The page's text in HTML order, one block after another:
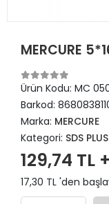
MERCURE
Ürün Kodu: MC
Barkod:
Marka: MERCURE
Kategori: SDS
129,74 TL
17,30 TL 'den